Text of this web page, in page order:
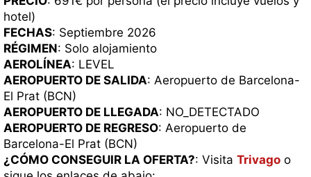
hotel)
FECHAS: Septiembre 2026
RÉGIMEN: Solo alojamiento
AEROLÍNEA: LEVEL
AEROPUERTO DE SALIDA: Aeropuerto de Barcelona-
El Prat (BCN)
AEROPUERTO DE LLEGADA: NO_DETECTADO
AEROPUERTO DE REGRESO: Aeropuerto de
Barcelona-El Prat (BCN)
¿CÓMO CONSEGUIR LA OFERTA?: Visita Trivago o